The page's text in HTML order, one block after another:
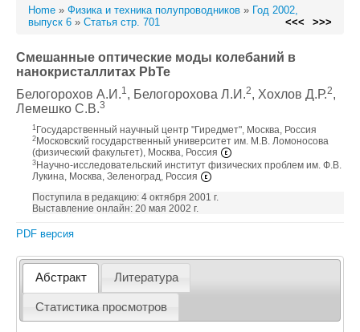
Home » Физика и техника полупроводников » Год 2002,
выпуск 6 » Статья стр. 701 <<< >>>
Смешанные оптические моды колебаний в
нанокристаллитах PbTe
Белогорохов А.И.1, Белогорохова Л.И.2, Хохлов Д.Р.2,
Лемешко С.В.3
1 Государственный научный центр "Гиредмет", Москва, Россия
2 Московский государственный университет им. М.В. Ломоносова
(физический факультет), Москва, Россия
3 Научно-исследовательский институт физических проблем им. Ф.В.
Лукина, Москва, Зеленоград, Россия
Поступила в редакцию: 4 октября 2001 г.
Выставление онлайн: 20 мая 2002 г.
PDF версия
Абстракт Литература
Статистика просмотров